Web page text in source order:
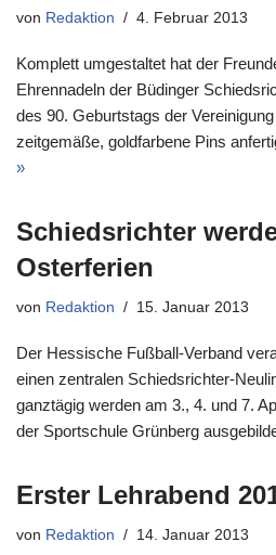
von Redaktion 4. Februar 2013
Komplett umgestaltet hat der
Ehrennadeln der Büdinger
des 90. Geburtstags der
zeitgemäße, goldfarbene Pins
»
Schiedsrichter
Osterferien
von Redaktion 15. Januar 2013
Der Hessische Fußball-Verband
einen zentralen Schiedsrichter-
ganztägig werden am 3., 4. und 7.
der Sportschule Grünberg
Erster Lehrabend
von Redaktion 14. Januar 2013